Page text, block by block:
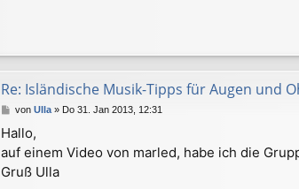
Re: Isländische Musik-Tipps für Augen und
B
i
t
a
von Ulla» Do 31. Jan 2013, 12:31
Hallo,
auf einem Video von marled, habe ich die
Gruß Ulla